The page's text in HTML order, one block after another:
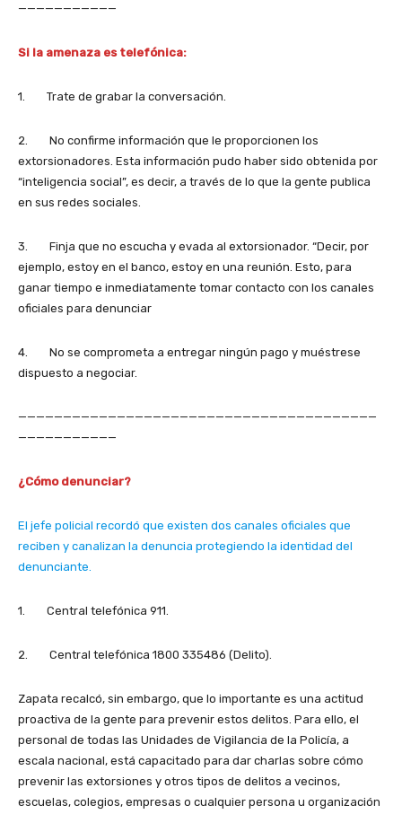
———————————
Si la amenaza es telefónica:
1. Trate de grabar la conversación.
2. No confirme información que le proporcionen los
extorsionadores. Esta información pudo haber sido obtenida por
“inteligencia social”, es decir, a través de lo que la gente publica
en sus redes sociales.
3. Finja que no escucha y evada al extorsionador. “Decir, por
ejemplo, estoy en el banco, estoy en una reunión. Esto, para
ganar tiempo e inmediatamente tomar contacto con los canales
oficiales para denunciar
4. No se comprometa a entregar ningún pago y muéstrese
dispuesto a negociar.
————————————————————————————————————————
———————————
¿Cómo denunciar?
El jefe policial recordó que existen dos canales oficiales que
reciben y canalizan la denuncia protegiendo la identidad del
denunciante.
1. Central telefónica 911.
2. Central telefónica 1800 335486 (Delito).
Zapata recalcó, sin embargo, que lo importante es una actitud
proactiva de la gente para prevenir estos delitos. Para ello, el
personal de todas las Unidades de Vigilancia de la Policía, a
escala nacional, está capacitado para dar charlas sobre cómo
prevenir las extorsiones y otros tipos de delitos a vecinos,
escuelas, colegios, empresas o cualquier persona u organización